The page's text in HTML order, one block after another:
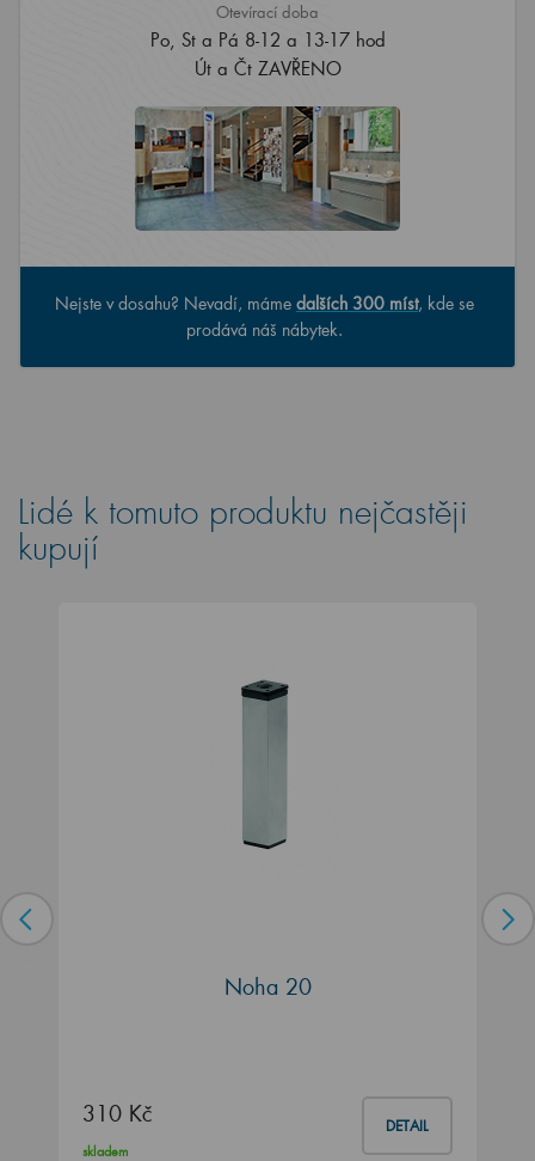
Otevírací doba
Po, St a Pá 8-12 a 13-17 hod
Út a Čt ZAVŘENO
Nejste v dosahu? Nevadí, máme dalších 300 míst, kde se
prodává náš nábytek.
Lidé k tomuto produktu nejčastěji
kupují
Noha 20
310 Kč DETAIL
skladem